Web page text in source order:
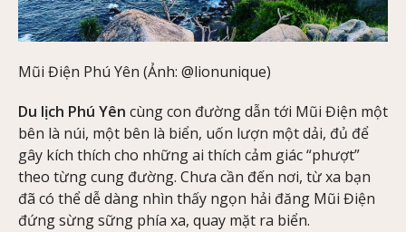
Mũi Điện Phú Yên (Ảnh: @lionunique)
Du lịch Phú Yên cùng con đường dẫn tới Mũi Điện một
bên là núi, một bên là biển, uốn lượn một dải, đủ để
gây kích thích cho những ai thích cảm giác “phượt”
theo từng cung đường. Chưa cần đến nơi, từ xa bạn
đã có thể dễ dàng nhìn thấy ngọn hải đăng Mũi Điện
đứng sừng sững phía xa, quay mặt ra biển.